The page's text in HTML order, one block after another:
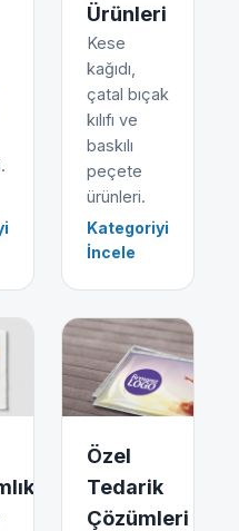
Ürünleri
Kese
kağıdı,
çatal bıçak
kılıfı ve
baskılı
peçete
ürünleri.
Kategoriyi
İncele
Özel
Tedarik
Çözümleri